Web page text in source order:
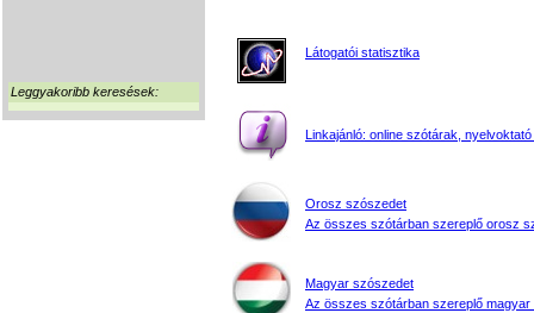
Leggyakoribb keresések:
Látogatói statisztika
Linkajánló: online szótárak, nyelvoktató
Orosz szószedet
Az összes szótárban szereplő orosz
Magyar szószedet
Az összes szótárban szereplő magyar